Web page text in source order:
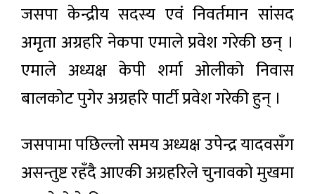
जसपा केन्द्रीय सदस्य एवं निवर्तमान सांसद
अमृता अग्रहरि नेकपा एमाले प्रवेश गरेकी छन् ।
एमाले अध्यक्ष केपी शर्मा ओलीको निवास
बालकोट पुगेर अग्रहरि पार्टी प्रवेश गरेकी हुन् ।
जसपामा पछिल्लो समय अध्यक्ष उपेन्द्र यादवसँग
असन्तुष्ट रहँदै आएकी अग्रहरिले चुनावको मुखमा